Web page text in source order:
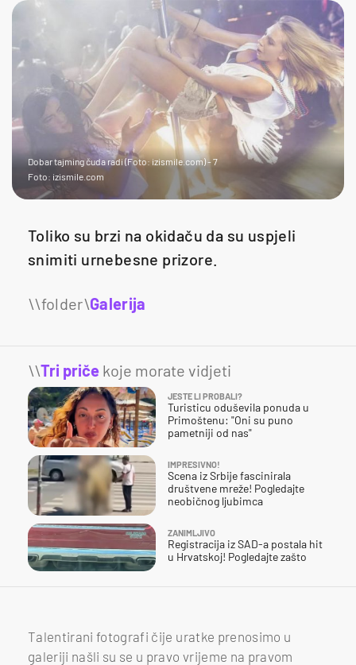
Dobar tajming čuda radi (Foto: izismile.com) - 7
Foto: izismile.com
Toliko su brzi na okidaču da su uspjeli
snimiti urnebesne prizore.
Galerija
\\Tri priče koje morate vidjeti
JESTE LI PROBALI?
Turisticu oduševila ponuda u
Primoštenu: "Oni su puno
pametniji od nas"
IMPRESIVNO!
Scena iz Srbije fascinirala
društvene mreže! Pogledajte
neobičnog ljubimca
ZANIMLJIVO
Registracija iz SAD-a postala hit
u Hrvatskoj! Pogledajte zašto
Talentirani fotografi čije uratke prenosimo u
galeriji našli su se u pravo vrijeme na pravom